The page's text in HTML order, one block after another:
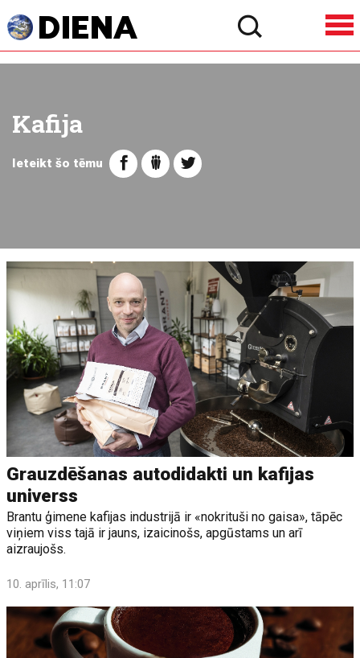
Kafija
Ieteikt šo tēmu
Grauzdēšanas autodidakti un kafijas
universs
Brantu ģimene kafijas industrijā ir «nokrituši no gaisa», tāpēc
viņiem viss tajā ir jauns, izaicinošs, apgūstams un arī
aizraujošs.
10. aprīlis, 11:07